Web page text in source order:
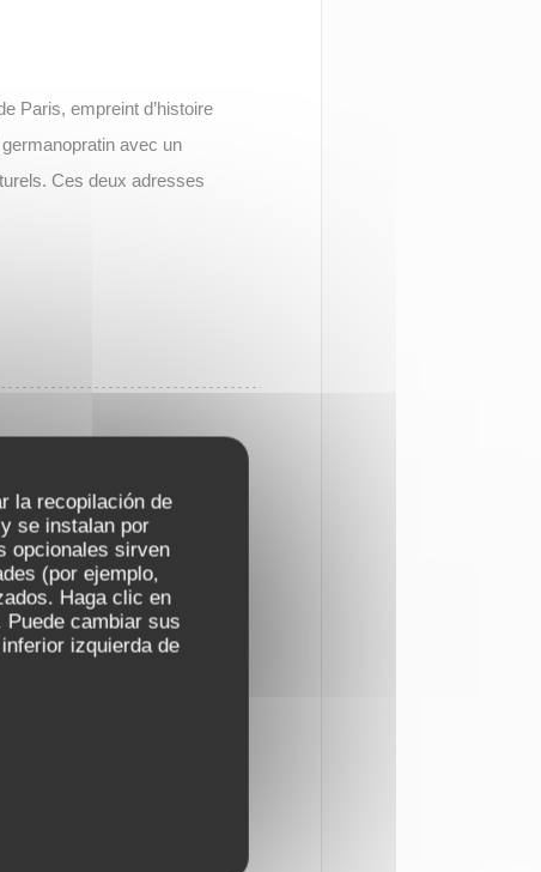
la recopilación de
se instalan por
opcionales sirven
(por ejemplo,
Haga clic en
cambiar sus
izquierda de
Paris, empreint d’histoire
avec un
Ces deux adresses
se cache l’un des trésors
fondé en 1686,
prisé par les artistes,